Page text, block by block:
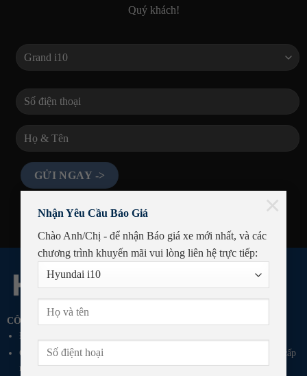
Nhận Yêu Cầu Báo Giá
Chào Anh/Chị - để nhận Báo giá xe mới nhất, và các
chương trình khuyến mãi vui lòng liên hệ trực tiếp:
×
Quý khách!
CÔNG TY TNHH TÍN THANH PHÚ YÊN
Địa Chỉ: QL1A, Thôn Phú Vang, Phường Bình Kiến, Tỉnh Đắk Lắk
GPKD số 4201179523-003 do Sở Kế Hoạch Đầu Tư Tỉnh Phú Yên cấp
ngày 09/03/2021